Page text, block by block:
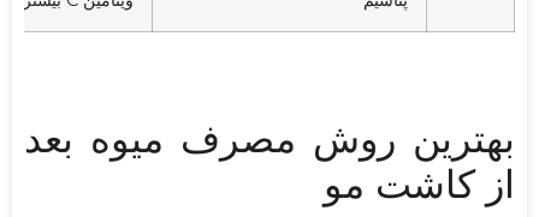
بهترین روش مصرف میوه بعد
از کاشت مو